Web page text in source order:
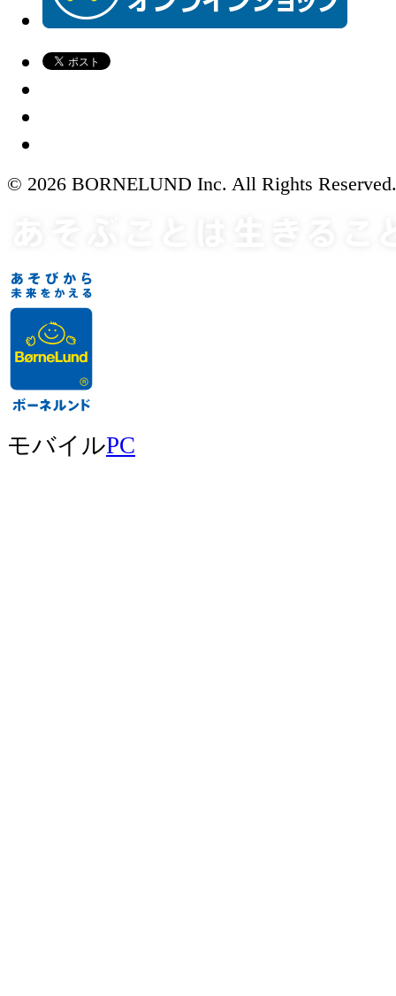
© 2026 BORNELUND Inc. All Rights Reserved.
モバイルPC